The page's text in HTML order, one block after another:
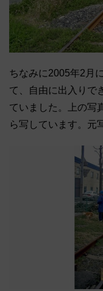
ちなみに2005年2月
て、自由に出入りで
ていました。上の写
ら写しています。元